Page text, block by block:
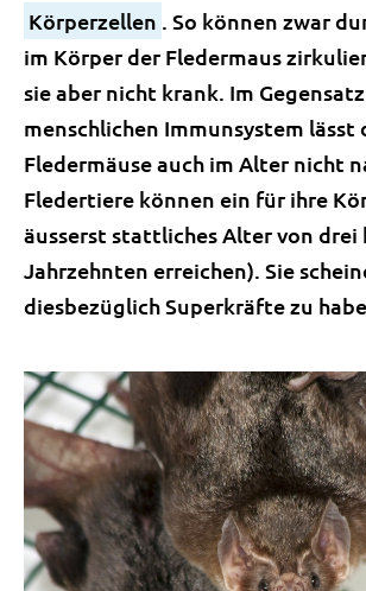
Körperzellen . So können zwar
im Körper der Fledermaus
sie aber nicht krank. Im
menschlichen Immunsystem lässt
Fledermäuse auch im Alter nicht
Fledertiere können ein für ihre
äusserst stattliches Alter von drei
Jahrzehnten erreichen). Sie
diesbezüglich Superkräfte zu